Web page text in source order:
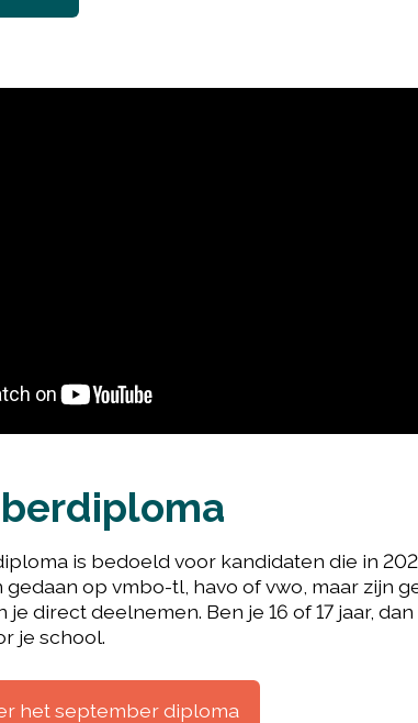
is bedoeld voor kandidaten die in
op vmbo-tl, havo of vwo, maar zijn
je direct deelnemen. Ben je 16 of 17 jaar,
je school.
het september diploma